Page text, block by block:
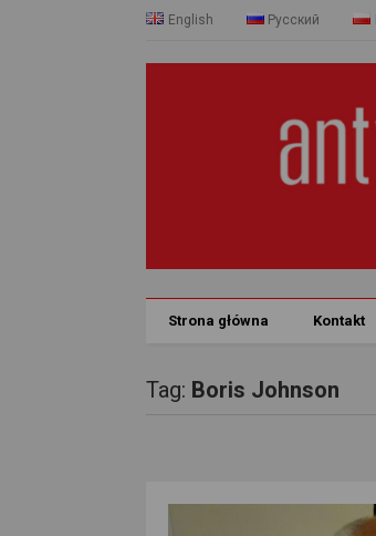
English Русский
Strona główna Kontakt
Tag: Boris Johnson